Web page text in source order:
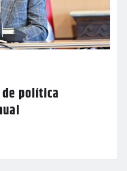
de política